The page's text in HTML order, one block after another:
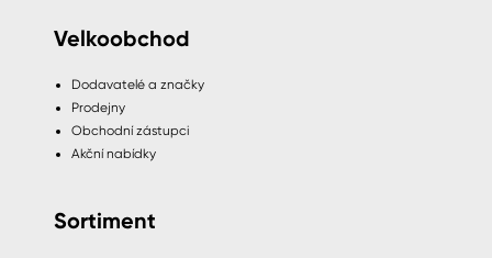
Velkoobchod
Dodavatelé a značky
Prodejny
Obchodní zástupci
Akční nabídky
Sortiment